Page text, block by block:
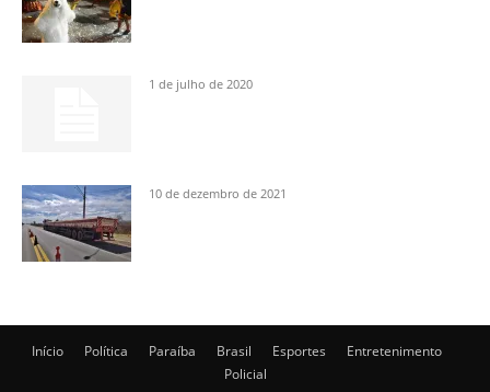
1 de julho de 2020
10 de dezembro de 2021
Início Política Paraíba Brasil Esportes
Entretenimento
Policial